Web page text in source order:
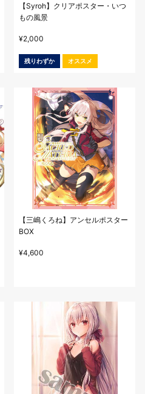
【Syroh】クリアポスター・いつ
もの風景
¥2,000
残りわずか オススメ
【三嶋くろね】アンセルポスター
BOX
¥4,600